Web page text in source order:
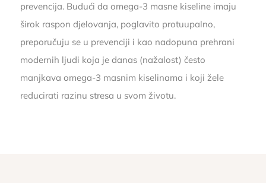
prevencija. Budući da omega-3 masne kiseline imaju
širok raspon djelovanja, poglavito protuupalno,
preporučuju se u prevenciji i kao nadopuna prehrani
modernih ljudi koja je danas (nažalost) često
manjkava omega-3 masnim kiselinama i koji žele
reducirati razinu stresa u svom životu.